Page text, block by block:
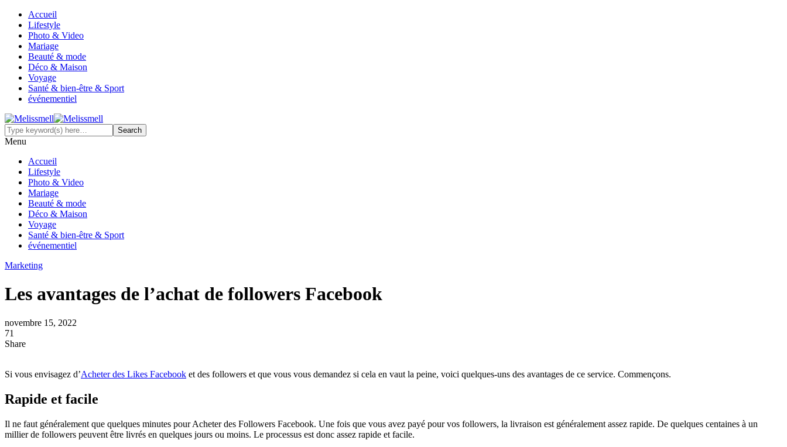
Accueil
Lifestyle
Photo & Video
Mariage
Beauté & mode
Déco & Maison
Voyage
Santé & bien-être & Sport
événementiel
Menu
Accueil
Lifestyle
Photo & Video
Mariage
Beauté & mode
Déco & Maison
Voyage
Santé & bien-être & Sport
événementiel
Marketing
Les avantages de l’achat de followers Facebook
novembre 15, 2022
71
Share
Si vous envisagez d’Acheter des Likes Facebook et des followers et que vous vous demandez si cela en vaut la peine, voici quelques-uns des avantages de ce service. Commençons.
Rapide et facile
Il ne faut généralement que quelques minutes pour Acheter des Followers Facebook. Une fois que vous avez payé pour vos followers, la livraison est généralement assez rapide. De quelques centaines à un
millier de followers peuvent être livrés en quelques jours ou moins. Le processus est donc assez rapide et facile.